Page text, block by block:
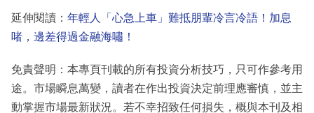
延伸閱讀： 年輕人「心急上車」難抵朋輩冷言冷語！加息
啫，邊差得過金融海嘯！
免責聲明：本專頁刊載的所有投資分析技巧，只可作參考用
途。市場瞬息萬變，讀者在作出投資決定前理應審慎，並主
動掌握市場最新狀況。若不幸招致任何損失，概與本刊及相